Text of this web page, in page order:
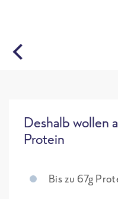
Deshalb wollen
Protein
Bis zu 67g